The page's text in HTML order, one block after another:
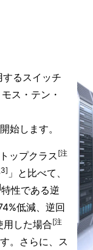
るスイッチ
ス・テン・
始します。
ップクラス [注
」と比べて、
特性である逆
低減、逆回
用した場合[注
。さらに、ス